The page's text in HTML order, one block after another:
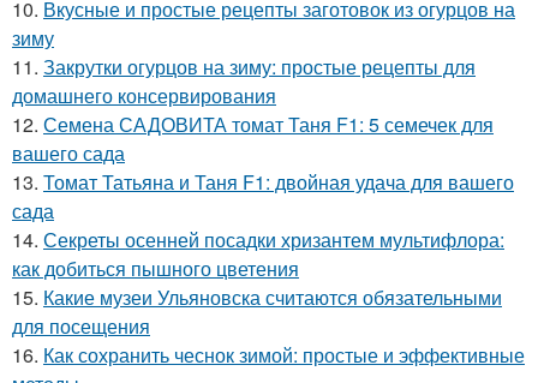
10. Вкусные и простые рецепты заготовок из огурцов на
зиму
11. Закрутки огурцов на зиму: простые рецепты для
домашнего консервирования
12. Семена САДОВИТА томат Таня F1: 5 семечек для
вашего сада
13. Томат Татьяна и Таня F1: двойная удача для вашего
сада
14. Секреты осенней посадки хризантем мультифлора:
как добиться пышного цветения
15. Какие музеи Ульяновска считаются обязательными
для посещения
16. Как сохранить чеснок зимой: простые и эффективные